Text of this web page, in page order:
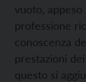
vuoto, appeso
professione
conoscenza
prestazioni
questo si